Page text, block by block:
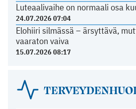
Luteaalivaihe on normaali osa
24.07.2026 07:04
Elohiiri silmässä – ärsyttävä,
vaaraton vaiva
15.07.2026 08:17